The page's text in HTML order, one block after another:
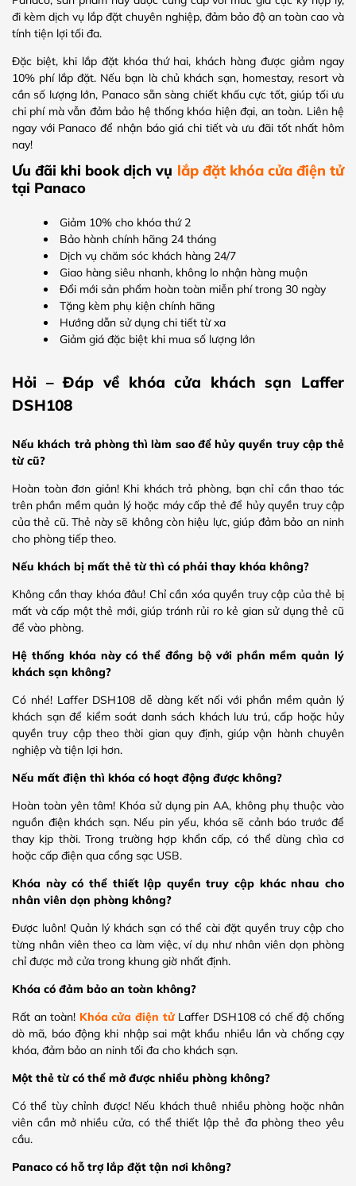
đi kèm dịch vụ lắp đặt chuyên nghiệp, đảm bảo độ an toàn cao và
tính tiện lợi tối đa.
Đặc biệt, khi lắp đặt khóa thứ hai, khách hàng được giảm ngay
10% phí lắp đặt. Nếu bạn là chủ khách sạn, homestay, resort và
cần số lượng lớn, Panaco sẵn sàng chiết khấu cực tốt, giúp tối ưu
chi phí mà vẫn đảm bảo hệ thống khóa hiện đại, an toàn. Liên hệ
ngay với Panaco để nhận báo giá chi tiết và ưu đãi tốt nhất hôm
nay!
Ưu đãi khi book dịch vụ lắp đặt khóa cửa điện tử
tại Panaco
Giảm 10% cho khóa thứ 2
Bảo hành chính hãng 24 tháng
Dịch vụ chăm sóc khách hàng 24/7
Giao hàng siêu nhanh, không lo nhận hàng muộn
Đổi mới sản phẩm hoàn toàn miễn phí trong 30 ngày
Tặng kèm phụ kiện chính hãng
Hướng dẫn sử dụng chi tiết từ xa
Giảm giá đặc biệt khi mua số lượng lớn
Hỏi – Đáp về khóa cửa khách sạn Laffer
DSH108
Nếu khách trả phòng thì làm sao để hủy quyền truy cập thẻ
từ cũ?
Hoàn toàn đơn giản! Khi khách trả phòng, bạn chỉ cần thao tác
trên phần mềm quản lý hoặc máy cấp thẻ để hủy quyền truy cập
của thẻ cũ. Thẻ này sẽ không còn hiệu lực, giúp đảm bảo an ninh
cho phòng tiếp theo.
Nếu khách bị mất thẻ từ thì có phải thay khóa không?
Không cần thay khóa đâu! Chỉ cần xóa quyền truy cập của thẻ bị
mất và cấp một thẻ mới, giúp tránh rủi ro kẻ gian sử dụng thẻ cũ
để vào phòng.
Hệ thống khóa này có thể đồng bộ với phần mềm quản lý
khách sạn không?
Có nhé! Laffer DSH108 dễ dàng kết nối với phần mềm quản lý
khách sạn để kiểm soát danh sách khách lưu trú, cấp hoặc hủy
quyền truy cập theo thời gian quy định, giúp vận hành chuyên
nghiệp và tiện lợi hơn.
Nếu mất điện thì khóa có hoạt động được không?
Hoàn toàn yên tâm! Khóa sử dụng pin AA, không phụ thuộc vào
nguồn điện khách sạn. Nếu pin yếu, khóa sẽ cảnh báo trước để
thay kịp thời. Trong trường hợp khẩn cấp, có thể dùng chìa cơ
hoặc cấp điện qua cổng sạc USB.
Khóa này có thể thiết lập quyền truy cập khác nhau cho
nhân viên dọn phòng không?
Được luôn! Quản lý khách sạn có thể cài đặt quyền truy cập cho
từng nhân viên theo ca làm việc, ví dụ như nhân viên dọn phòng
chỉ được mở cửa trong khung giờ nhất định.
Khóa có đảm bảo an toàn không?
Rất an toàn! Khóa cửa điện tửLaffer DSH108 có chế độ chống
dò mã, báo động khi nhập sai mật khẩu nhiều lần và chống cạy
khóa, đảm bảo an ninh tối đa cho khách sạn.
Một thẻ từ có thể mở được nhiều phòng không?
Có thể tùy chỉnh được! Nếu khách thuê nhiều phòng hoặc nhân
viên cần mở nhiều cửa, có thể thiết lập thẻ đa phòng theo yêu
cầu.
Panaco có hỗ trợ lắp đặt tận nơi không?